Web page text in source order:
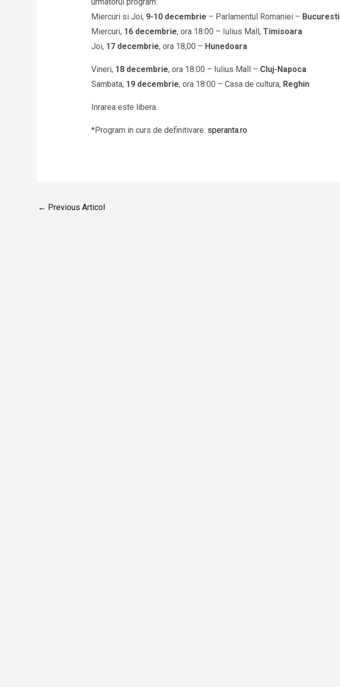
urmatorul program:
Miercuri si Joi, 9-10 decembrie – Parlamentul Romaniei – Bucuresti
Miercuri, 16 decembrie, ora 18:00 – Iulius Mall, Timisoara
Joi, 17 decembrie, ora 18,00 – Hunedoara
Vineri, 18 decembrie, ora 18:00 – Iulius Mall – Cluj-Napoca
Sambata, 19 decembrie, ora 18:00 – Casa de cultura, Reghin
Inrarea este libera.
*Program in curs de definitivare. speranta.ro
← Previous Articol